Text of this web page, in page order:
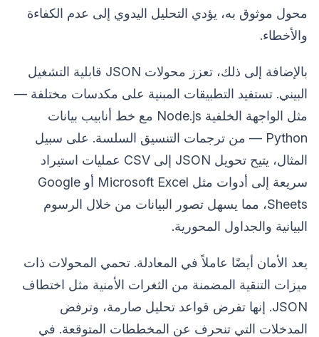
محول موثوق به، يؤدي التحليل اليدوي إلى عدم الكفاءة
والأخطاء.
بالإضافة إلى ذلك، تعزز محولات JSON قابلية التشغيل
البيني. تستفيد التطبيقات المبنية على مكدسات مختلفة —
مثل الواجهة الخلفية Node.js مع خط أنابيب بيانات
Python — من ترجمات التنسيق السلسة. على سبيل
المثال، يتيح تحويل JSON إلى CSV عمليات استيراد
سريعة إلى أدوات مثل Microsoft Excel أو Google
Sheets، مما يسهل تصور البيانات من خلال الرسوم
البيانية والجداول المحورية.
يعد الأمان أيضًا عاملاً في المعادلة. تحمي المحولات ذات
ميزات التنقية المضمنة من الثغرات الأمنية مثل اختطاف
JSON. إنها تفرض قواعد تحليل صارمة، وترفض
المدخلات التي تنحرف عن المخططات المتوقعة. في